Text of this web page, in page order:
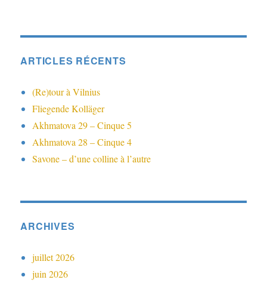
ARTICLES RÉCENTS
(Re)tour à Vilnius
Fliegende Kolläger
Akhmatova 29 – Cinque 5
Akhmatova 28 – Cinque 4
Savone – d’une colline à l’autre
ARCHIVES
juillet 2026
juin 2026